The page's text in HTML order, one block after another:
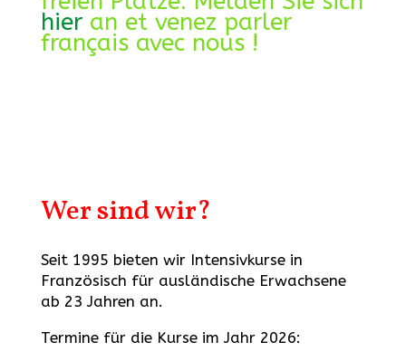
hieran et venez parler
français avec nous !
Wer sind wir?
Seit 1995 bieten wir Intensivkurse in
Französisch für ausländische Erwachsene
ab 23 Jahren an.
Termine für die Kurse im Jahr 2026: